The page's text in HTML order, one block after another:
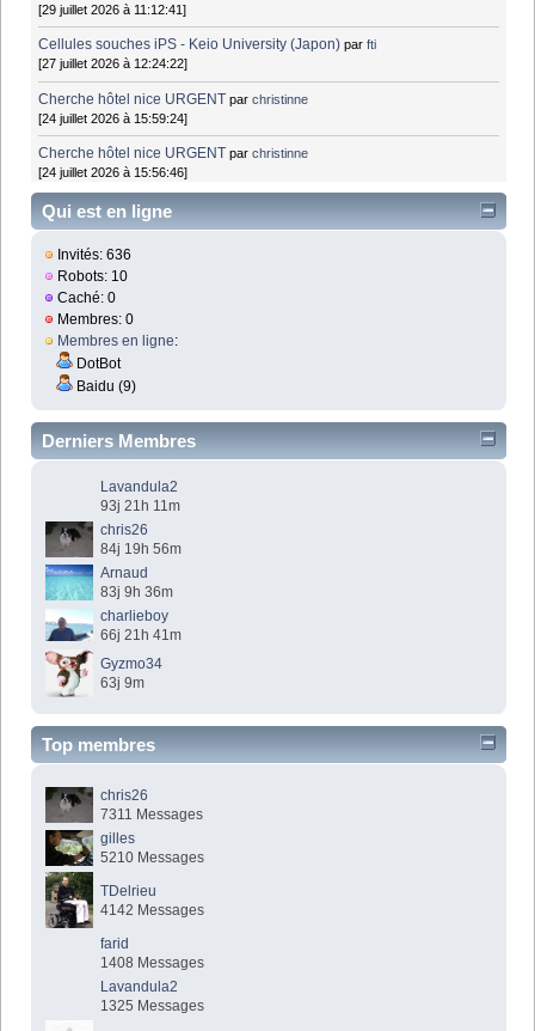
[29 juillet 2026 à 11:12:41]
Cellules souches iPS - Keio University (Japon) parfti
[27 juillet 2026 à 12:24:22]
Cherche hôtel nice URGENT parchristinne
[24 juillet 2026 à 15:59:24]
Cherche hôtel nice URGENT parchristinne
[24 juillet 2026 à 15:56:46]
Qui est en ligne
Invités: 636
Robots: 10
Caché: 0
Membres: 0
Membres en ligne:
DotBot
Baidu (9)
Derniers Membres
Lavandula2
93j 21h 11m
chris26
84j 19h 56m
Arnaud
83j 9h 36m
charlieboy
66j 21h 41m
Gyzmo34
63j 9m
Top membres
chris26
7311 Messages
gilles
5210 Messages
TDelrieu
4142 Messages
farid
1408 Messages
Lavandula2
1325 Messages